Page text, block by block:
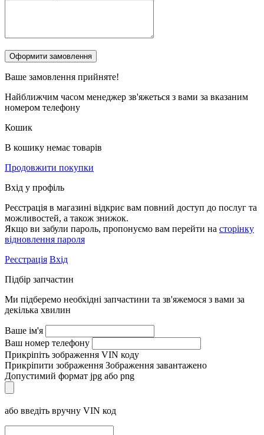
Ваше замовлення прийняте!
Найближчим часом менеджер зв'яжеться з вами за вказаним
номером телефону
Кошик
В кошику немає товарів
Продовжити покупки
Вхід у профіль
Реєстрація в магазині відкриє вам повний доступ до послуг та
можливостей, а також знижок.
Якщо ви забули пароль, пропонуємо вам перейти на сторінку
відновлення пароля
Реєстрація Вхід
Підбір запчастин
Ми підберемо необхідні запчастини та зв'яжемося з вами за
декілька хвилин
Ваше ім'я
Ваш номер телефону
Прикріпіть зображення VIN коду
Прикріпити зображення Зображення завантажено
Допустимий формат jpg або png
або введіть вручну VIN код